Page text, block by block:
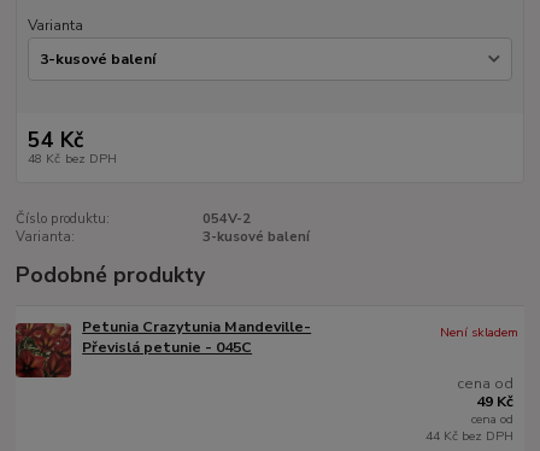
Varianta
54 Kč
48 Kč bez DPH
Číslo produktu:
054V-2
Varianta:
3-kusové balení
Podobné produkty
Petunia Crazytunia Mandeville-
Převislá petunie - 045C
cena od
49 Kč
cena od
44 Kč bez DPH
Není skladem